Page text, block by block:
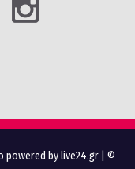
powered by live24.gr | ©